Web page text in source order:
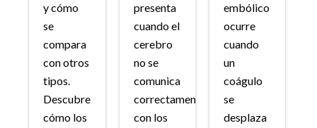
y cómo
se
compara
con otros
tipos.
Descubre
cómo los
presenta
cuando el
cerebro
no se
comunica
correctamente
con los
embólico
ocurre
cuando
un
coágulo
se
desplaza